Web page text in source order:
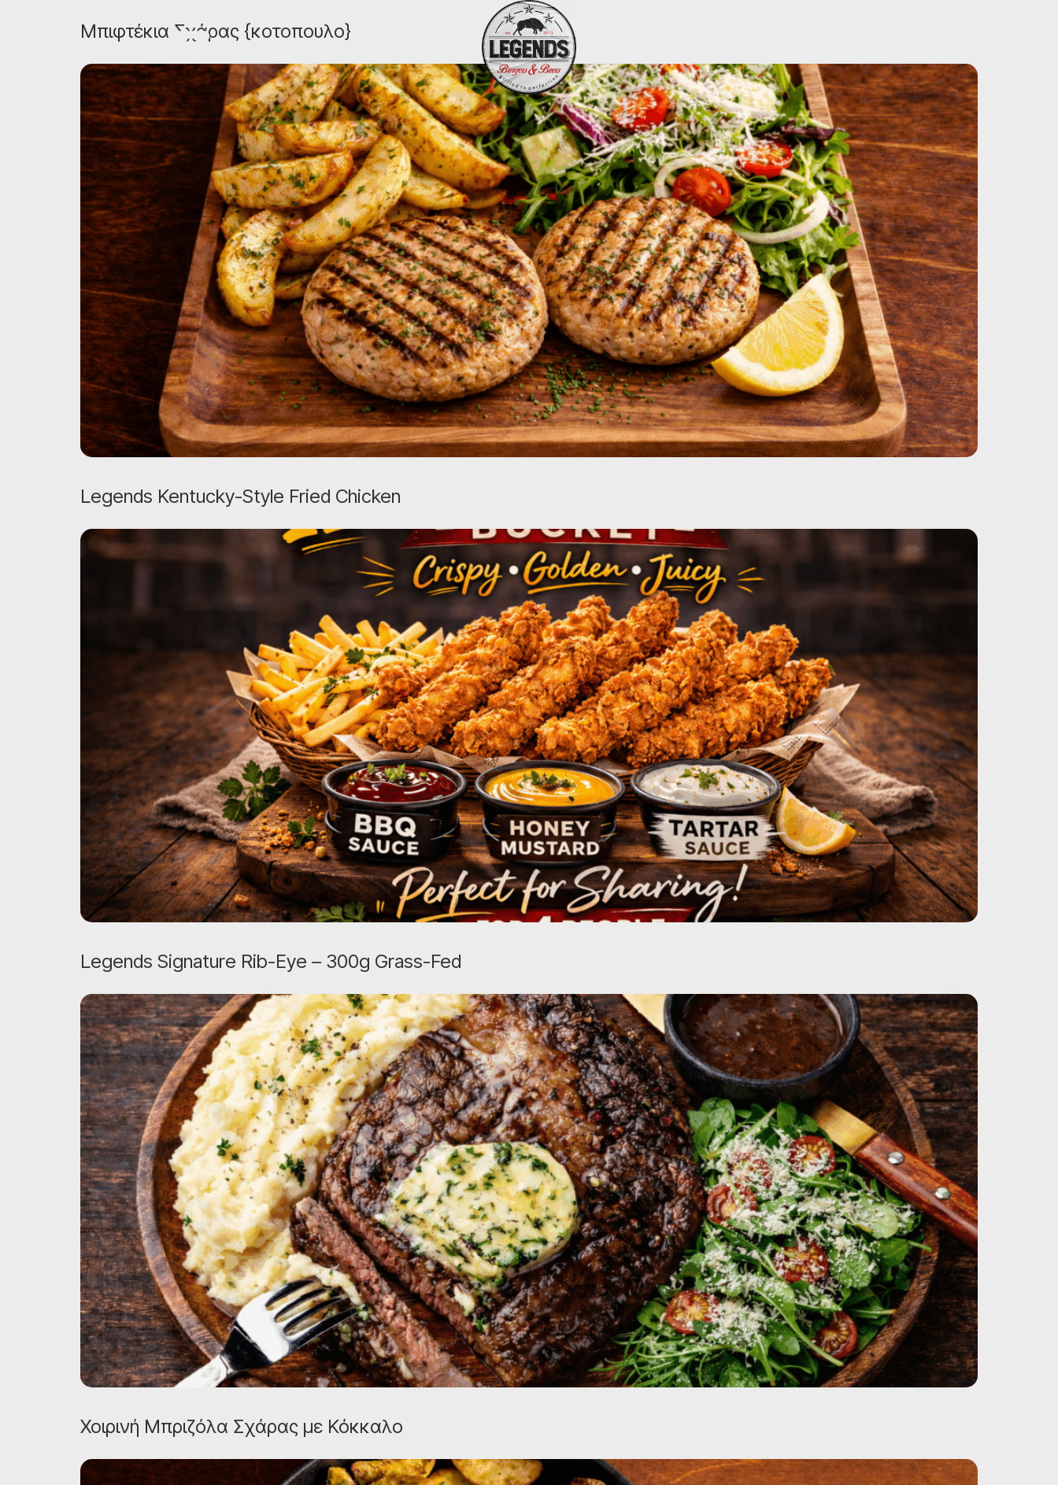
Μπιφτέκια Σχάρας {κοτοπουλο}
Legends Kentucky-Style Fried Chicken
Legends Signature Rib-Eye – 300g Grass-Fed
Χοιρινή Μπριζόλα Σχάρας με Κόκκαλο